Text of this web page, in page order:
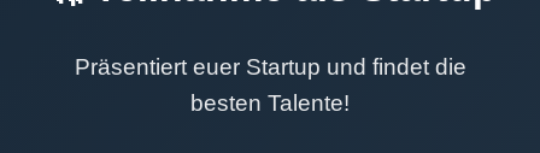
Präsentiert euer Startup und findet die
besten Talente!